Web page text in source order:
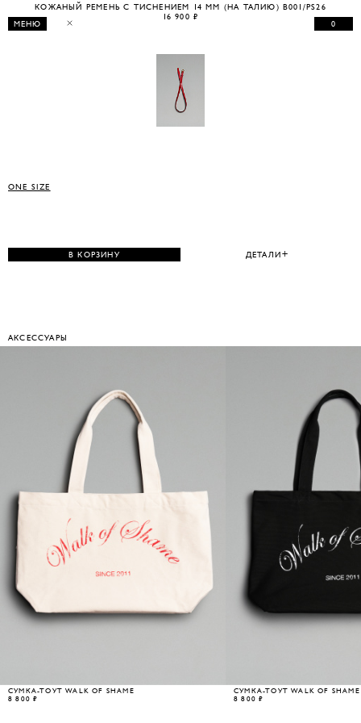
МЕНЮ 0
КОЖАНЫЙ РЕМЕНЬ С ТИСНЕНИЕМ 14 ММ (НА ТАЛИЮ) B001/PS26
16 900 ₽
ONE SIZE
ДЕТАЛИ
В КОРЗИНУ
АКСЕССУАРЫ
СУМКА-ТОУТ WALK OF SHAME
8 800 ₽
СУМКА-ТОУТ WALK OF SHAME
8 800 ₽